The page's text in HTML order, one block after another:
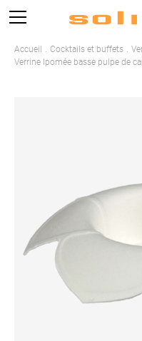
Accueil Cocktails et buffets
Verrine Ipomée basse pulpe de